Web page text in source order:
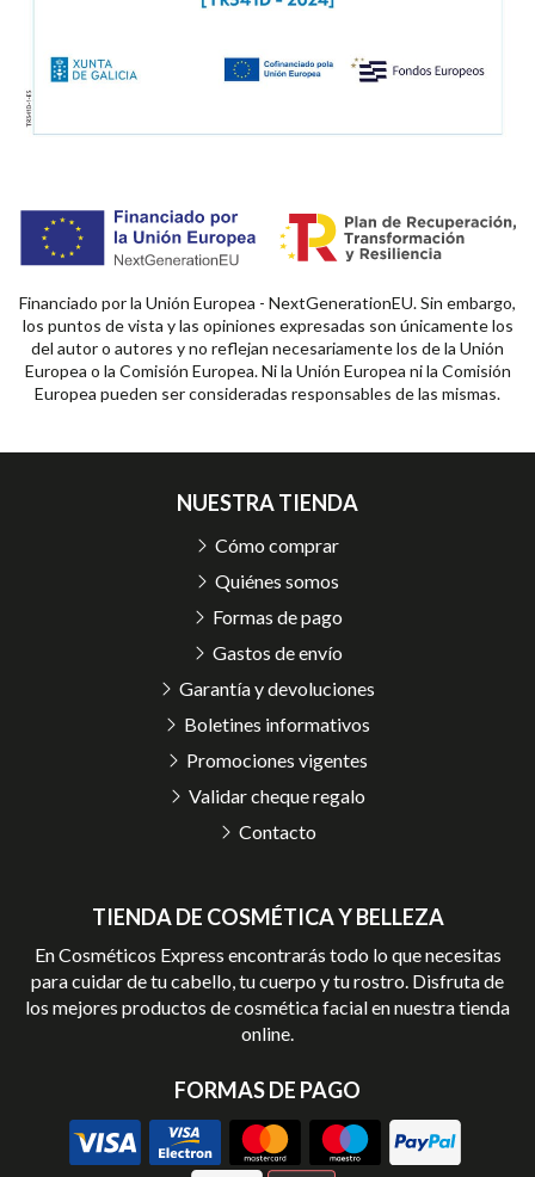
Financiado por la Unión Europea - NextGenerationEU. Sin embargo,
los puntos de vista y las opiniones expresadas son únicamente los
del autor o autores y no reflejan necesariamente los de la Unión
Europea o la Comisión Europea. Ni la Unión Europea ni la Comisión
Europea pueden ser consideradas responsables de las mismas.
TIENDA DE COSMÉTICA Y BELLEZA
En Cosméticos Express encontrarás todo lo que necesitas
para cuidar de tu cabello, tu cuerpo y tu rostro. Disfruta de
los mejores productos de cosmética facial en nuestra tienda
online.
FORMAS DE PAGO
NUESTRA TIENDA
Cómo comprar
Quiénes somos
Formas de pago
Gastos de envío
Garantía y devoluciones
Boletines informativos
Promociones vigentes
Validar cheque regalo
Contacto